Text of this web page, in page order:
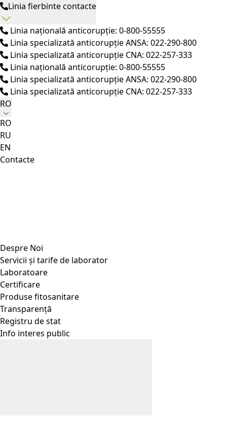
Linia fierbinte contacte
Linia națională anticorupție: 0-800-55555
Linia specializată anticorupție ANSA: 022-290-800
Linia specializată anticorupție CNA: 022-257-333
Linia națională anticorupție: 0-800-55555
Linia specializată anticorupție ANSA: 022-290-800
Linia specializată anticorupție CNA: 022-257-333
RO
RO
RU
EN
Contacte
Despre Noi
Servicii și tarife de laborator
Laboratoare
Certificare
Produse fitosanitare
Transparență
Registru de stat
Info interes public